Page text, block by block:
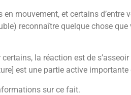
mouvement, et certains
reconnaître quelque chose que
la réaction est de
est une partie active
sur ce fait.